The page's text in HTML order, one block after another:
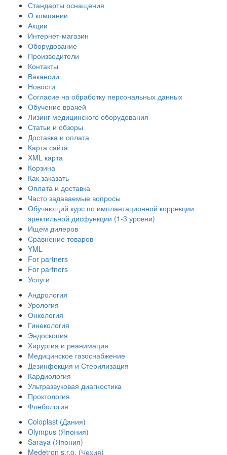
Стандарты оснащения
О компании
Акции
Интернет-магазин
Оборудование
Производители
Контакты
Вакансии
Новости
Согласие на обработку персональных данных
Обучение врачей
Лизинг медицинского оборудования
Статьи и обзоры
Доставка и оплата
Карта сайта
XML карта
Корзина
Как заказать
Оплата и доставка
Часто задаваемые вопросы
Обучающий курс по имплантационной коррекции
эректильной дисфункции (1-3 уровни)
Ищем дилеров
Сравнение товаров
YML
For partners
For partners
Услуги
Андрология
Урология
Онкология
Гинекология
Эндоскопия
Хирургия и реанимация
Медицинское газоснабжение
Дезинфекция и Стерилизация
Кардиология
Ультразвуковая диагностика
Проктология
Флебология
Coloplast (Дания)
Olympus (Япония)
Saraya (Япония)
Medetron s.r.o. (Чехия)